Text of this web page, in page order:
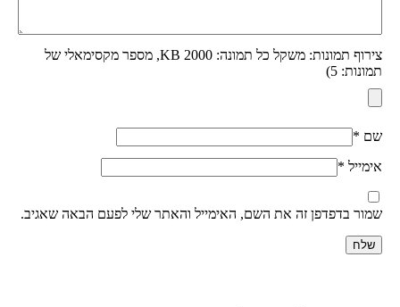
צירוף תמונות: משקל כל תמונה: 2000 KB, מספר מקסימאלי של
תמונות: 5)
שם *
אימייל *
שמור בדפדפן זה את השם, האימייל והאתר שלי לפעם הבאה שאגיב.